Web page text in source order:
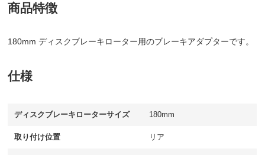
商品特徴
180mm ディスクブレーキローター用のブレーキアダプターです。
仕様
ディスクブレーキローターサイズ 180mm
取り付け位置 リア